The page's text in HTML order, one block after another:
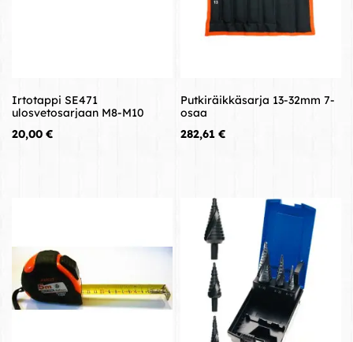
Irtotappi SE471
ulosvetosarjaan M8-M10
Hinta
20,00 €
Putkiräikkäsarja 13-32mm 7-
osaa
Hinta
282,61 €